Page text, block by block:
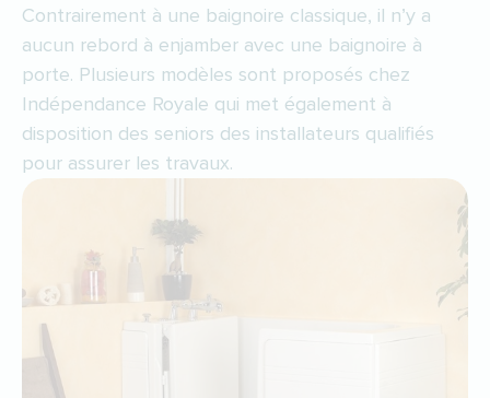
Contrairement à une baignoire classique, il n’y a
aucun rebord à enjamber avec une baignoire à
porte. Plusieurs modèles sont proposés chez
Indépendance Royale qui met également à
disposition des seniors des installateurs qualifiés
pour assurer les travaux.